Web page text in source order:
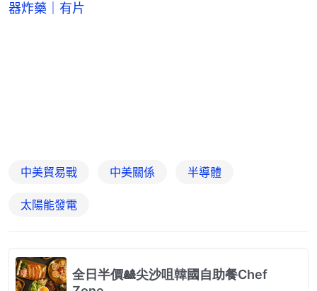
器炸藥｜有片
中美貿易戰 中美關係 半導體
太陽能發電